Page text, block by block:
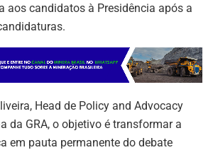
aos candidatos à Presidência após a
Head de Policy and Advocacy
da GRA, o objetivo é transformar a
em pauta permanente do debate